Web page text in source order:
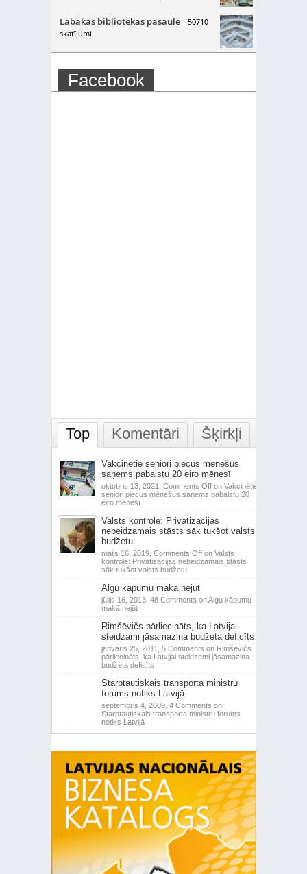
Labākās bibliotēkas pasaulē - 50710
skatījumi
Facebook
Top Komentāri Šķirkļi
Vakcinētie seniori piecus mēnešus
saņems pabalstu 20 eiro mēnesī
oktobris 13, 2021, Comments Offon Vakcinētie
seniori piecus mēnešus saņems pabalstu 20
eiro mēnesī
Valsts kontrole: Privatizācijas
nebeidzamais stāsts sāk tukšot valsts
budžetu
maijs 16, 2019, Comments Offon Valsts
kontrole: Privatizācijas nebeidzamais stāsts
sāk tukšot valsts budžetu
Algu kāpumu makā nejūt
jūlijs 16, 2013, 48 Comments on Algu kāpumu
makā nejūt
Rimšēvičs pārliecināts, ka Latvijai
steidzami jāsamazina budžeta deficīts
janvāris 25, 2011, 5 Comments on Rimšēvičs
pārliecināts, ka Latvijai steidzami jāsamazina
budžeta deficīts
Starptautiskais transporta ministru
forums notiks Latvijā
septembris 4, 2009, 4 Comments on
Starptautiskais transporta ministru forums
notiks Latvijā